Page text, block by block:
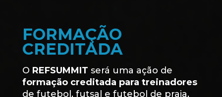
FORMAÇÃO
CREDITADA
O REFSUMMIT será uma ação de
formação creditada para treinadores
de futebol, futsal e futebol de praia,